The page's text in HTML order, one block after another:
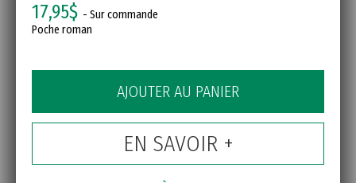
17,95$ - Sur commande
Poche roman
AJOUTER AU PANIER
EN SAVOIR +